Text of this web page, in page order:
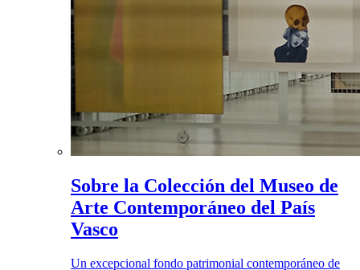
Sobre la Colección del Museo de
Arte Contemporáneo del País
Vasco
Un excepcional fondo patrimonial contemporáneo de